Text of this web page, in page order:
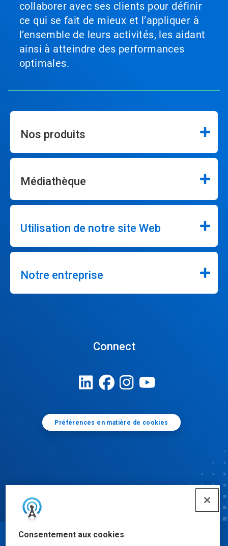
Consentement aux cookies
collaborer avec ses clients pour définir
ce qui se fait de mieux et l’appliquer à
l’ensemble de leurs activités, les aidant
ainsi à atteindre des performances
optimales.
Nos produits
Médiathèque
Utilisation de notre site Web
Notre entreprise
Connect
Préférences en matière de cookies